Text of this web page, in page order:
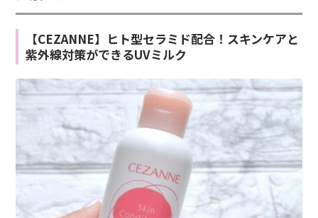
【CEZANNE】ヒト型セラミド配合！スキンケアと
紫外線対策ができるUVミルク